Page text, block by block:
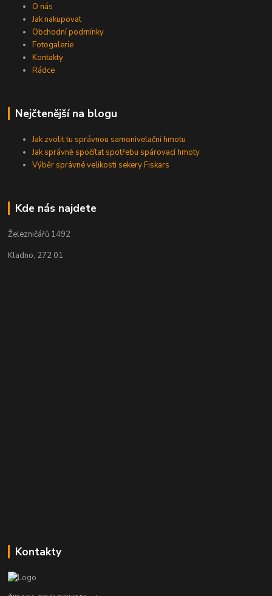
O nás
Jak nakupovat
Obchodní podmínky
Fotogalerie
Kontakty
Rádce
Nejčtenější na blogu
Jak zvolit tu správnou samonivelační hmotu
Jak správně spočítat spotřebu spárovací hmoty
Výběr správné velikosti sekery Fiskars
Kde nás najdete
Železničářů 1492
Kladno, 272 01
Kontakty